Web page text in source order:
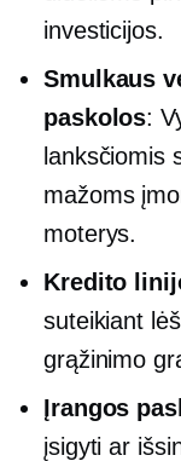
investicijos.
Smulkaus
paskolos:
lanksčiomis
mažoms
moterys.
Kredito
suteikiant
grąžinimo
Įrangos
įsigyti ar